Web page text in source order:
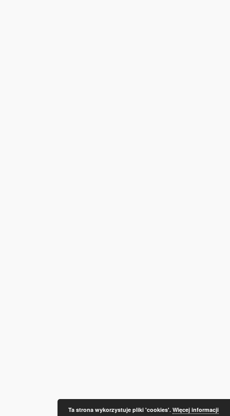
Ta strona wykorzystuje pliki 'cookies'. Więcej informacji